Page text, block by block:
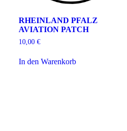
RHEINLAND PFALZ
AVIATION PATCH
10,00 €
In den Warenkorb